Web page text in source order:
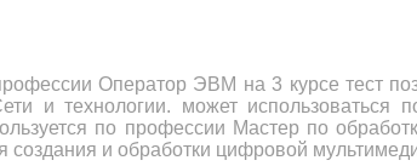
Оператор ЭВМ на 3 курсе тест
и технологии. может использоваться
по профессии Мастер по
создания и обработки цифровой